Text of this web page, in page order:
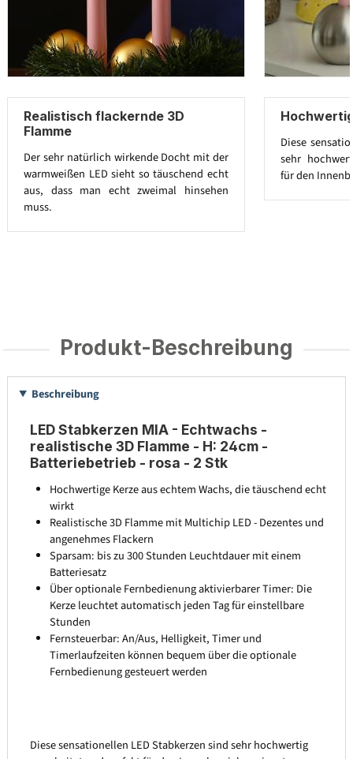
Realistisch flackernde 3D
Flamme
Der sehr natürlich wirkende Docht mit der
warmweißen LED sieht so täuschend echt
aus, dass man echt zweimal hinsehen
muss.
Diese
sehr
für den
Produkt-Beschreibung
Beschreibung
LED Stabkerzen MIA - Echtwachs -
realistische 3D Flamme - H: 24cm -
Batteriebetrieb - rosa - 2 Stk
Hochwertige Kerze aus echtem Wachs, die täuschend echt
wirkt
Realistische 3D Flamme mit Multichip LED - Dezentes und
angenehmes Flackern
Sparsam: bis zu 300 Stunden Leuchtdauer mit einem
Batteriesatz
Über optionale Fernbedienung aktivierbarer Timer: Die
Kerze leuchtet automatisch jeden Tag für einstellbare
Stunden
Fernsteuerbar: An/Aus, Helligkeit, Timer und
Timerlaufzeiten können bequem über die optionale
Fernbedienung gesteuert werden
Diese sensationellen LED Stabkerzen sind sehr hochwertig